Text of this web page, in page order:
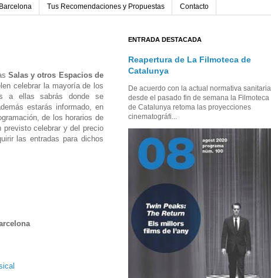
Tus Recomendaciones y Propuestas Contacto
Salas y otros Espacios de
celebrar la mayoría de los
a ellas sabrás donde se
estarás informado, en
de los horarios de
previsto celebrar y del precio
las entradas para dichos
ENTRADA DESTACADA
Reapertura de La Filmoteca de
Catalunya
De acuerdo con la actual normativa sanitaria,
desde el pasado fin de semana la Filmoteca
de Catalunya retoma las proyecciones
cinematográfi...